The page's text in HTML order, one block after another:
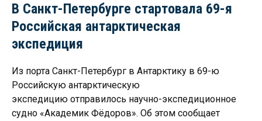
В Санкт-Петербурге стартовала 69-я
Российская антарктическая
экспедиция
Из порта Санкт-Петербург в Антарктику в 69-ю
Российскую антарктическую
экспедицию отправилось научно-экспедиционное
судно «Академик Фёдоров». Об этом сообщает